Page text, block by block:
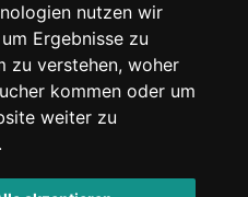
nutzen wir
Ergebnisse zu
zu verstehen, woher
kommen oder um
weiter zu